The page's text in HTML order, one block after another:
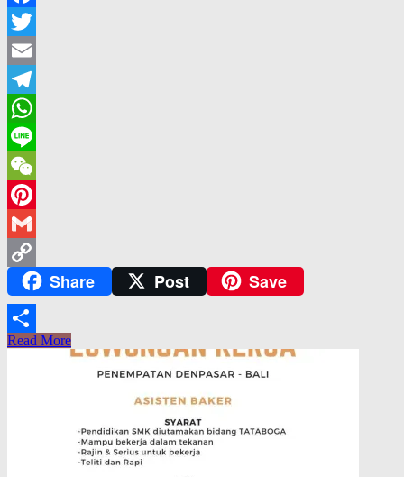
Facebook
Twitter
Email
Telegram
WhatsApp
Line
WeChat
Pinterest
Gmail
Copy
Link
Share Post Save
Share
Read More